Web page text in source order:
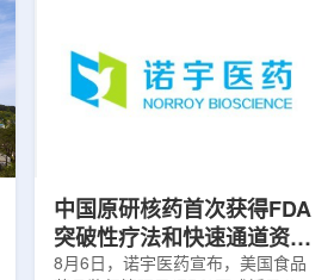
中国原研核药首次获得FDA
突破性疗法和快速通道资格
双重认定
8月6日，诺宇医药宣布，美国食品